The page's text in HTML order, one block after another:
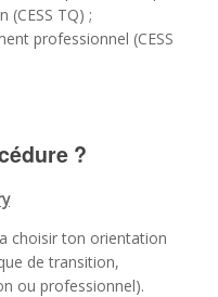
(CESS TQ) ;
professionnel (CESS
?
choisir ton orientation
de transition,
ou professionnel).